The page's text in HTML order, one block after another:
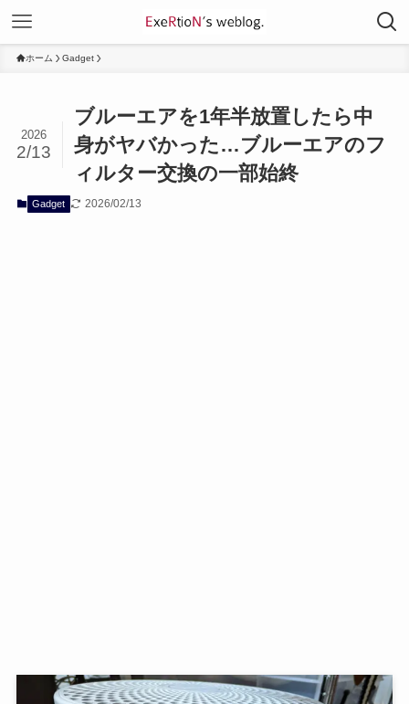
ホーム Gadget
ブルーエアを1年半放置したら中
身がヤバかった…ブルーエアのフ
ィルター交換の一部始終
2026
2/13
Gadget 2026/02/13